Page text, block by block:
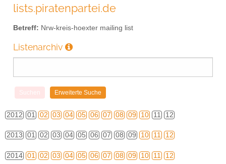
lists.piratenpartei.de
Betreff: Nrw-kreis-hoexter mailing list
Listenarchiv
2012 01 02 03 04 05 06 07 08 09 10 11 12
2013 01 02 03 04 05 06 07 08 09 10 11 12
2014 01 02 03 04 05 06 07 08 09 10 11 12